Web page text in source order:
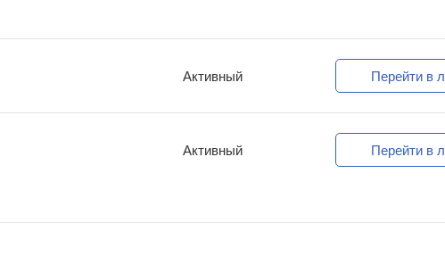
Активный Перейти в
Активный Перейти в